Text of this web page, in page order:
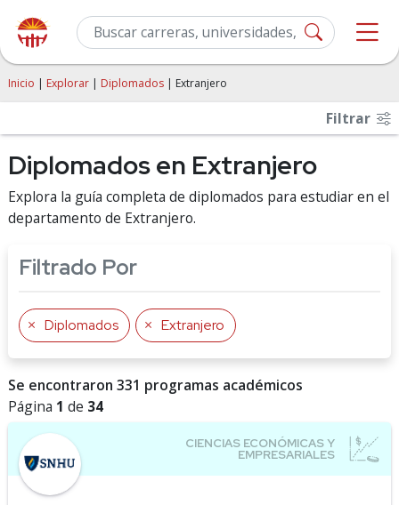
Inicio | Explorar | Diplomados | Extranjero
Filtrar
Diplomados en Extranjero
Explora la guía completa de diplomados para estudiar en el
departamento de Extranjero.
Filtrado Por
Diplomados Extranjero
Se encontraron 331 programas académicos
Página 1 de 34